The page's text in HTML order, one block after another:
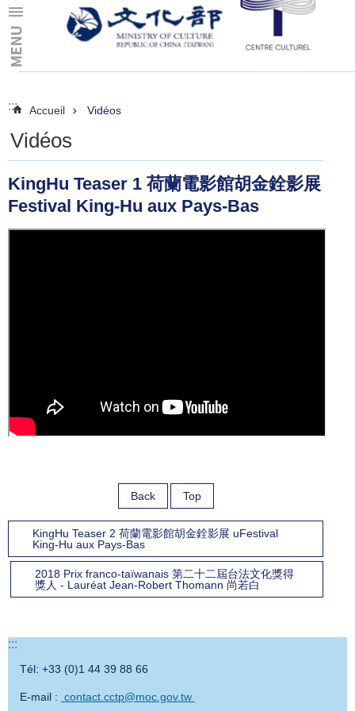
Skip to main content
:::
::: Accueil Vidéos
Vidéos
KingHu Teaser 1 荷蘭電影館胡金銓影展
Festival King-Hu aux Pays-Bas
Back Top
KingHu Teaser 2 荷蘭電影館胡金銓影展 uFestival
King-Hu aux Pays-Bas
2018 Prix franco-taïwanais 第二十二屆台法文化獎得
獎人 - Lauréat Jean-Robert Thomann 尚若白
:::
Tél: +33 (0)1 44 39 88 66
E-mail : contact.cctp@moc.gov.tw